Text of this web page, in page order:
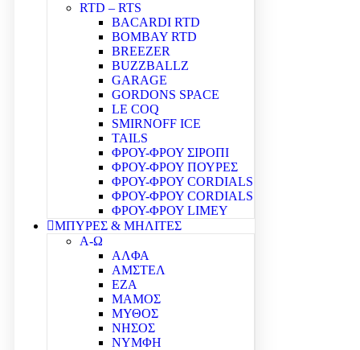
RTD – RTS
BACARDI RTD
BOMBAY RTD
BREEZER
BUZZBALLZ
GARAGE
GORDONS SPACE
LE COQ
SMIRNOFF ICE
TAILS
ΦΡΟΥ-ΦΡΟΥ ΣΙΡΟΠΙ
ΦΡΟΥ-ΦΡΟΥ ΠΟΥΡΕΣ
ΦΡΟΥ-ΦΡΟΥ CORDIALS
ΦΡΟΥ-ΦΡΟΥ CORDIALS
ΦΡΟΥ-ΦΡΟΥ LIMEY
ΜΠΥΡΕΣ & ΜΗΛΙΤΕΣ
Α-Ω
ΑΛΦΑ
ΑΜΣΤΕΛ
ΕΖΑ
ΜΑΜΟΣ
ΜΥΘΟΣ
ΝΗΣΟΣ
ΝΥΜΦΗ